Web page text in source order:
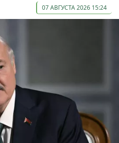
07 АВГУСТА 2026 15:24